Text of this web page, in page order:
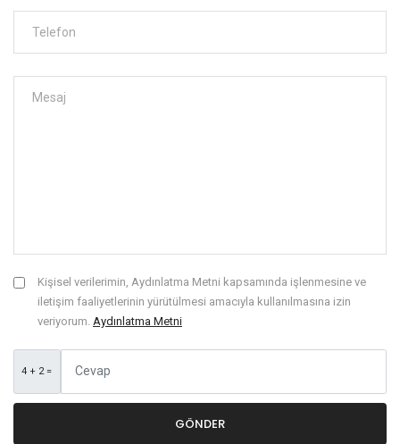
Kişisel verilerimin, Aydınlatma Metni kapsamında işlenmesine ve
iletişim faaliyetlerinin yürütülmesi amacıyla kullanılmasına izin
veriyorum. Aydınlatma Metni
4 + 2 =
GÖNDER